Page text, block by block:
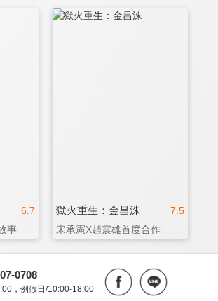
6.7
事
7.5
獄火重生：金昌洙
宋承憲X趙震雄首度合作
0708
，例假日/10:00-18:00